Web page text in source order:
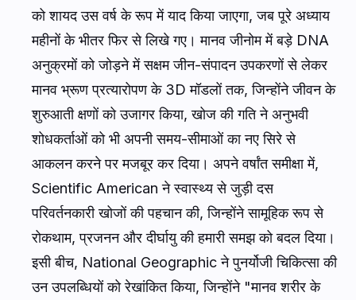
को शायद उस वर्ष के रूप में याद किया जाएगा, जब पूरे अध्याय
महीनों के भीतर फिर से लिखे गए। मानव जीनोम में बड़े DNA
अनुक्रमों को जोड़ने में सक्षम जीन-संपादन उपकरणों से लेकर
मानव भ्रूण प्रत्यारोपण के 3D मॉडलों तक, जिन्होंने जीवन के
शुरुआती क्षणों को उजागर किया, खोज की गति ने अनुभवी
शोधकर्ताओं को भी अपनी समय-सीमाओं का नए सिरे से
आकलन करने पर मजबूर कर दिया। अपने वर्षांत समीक्षा में,
Scientific American ने स्वास्थ्य से जुड़ी दस
परिवर्तनकारी खोजों की पहचान की, जिन्होंने सामूहिक रूप से
रोकथाम, प्रजनन और दीर्घायु की हमारी समझ को बदल दिया।
इसी बीच, National Geographicने पुनर्योजी चिकित्सा की
उन उपलब्धियों को रेखांकित किया, जिन्होंने "मानव शरीर के